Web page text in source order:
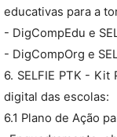
educativas para a
- DigCompEdu e
- DigCompOrg e
6. SELFIE PTK -
digital das escolas:
6.1 Plano de Ação